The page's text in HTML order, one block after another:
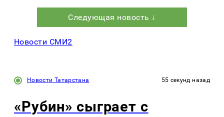
Следующая новость ↓
Новости СМИ2
Новости Татарстана 55 секунд назад
«Рубин» сыграет с